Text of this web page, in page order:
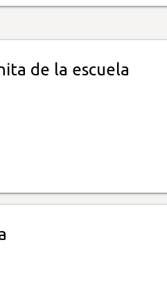
de la escuela